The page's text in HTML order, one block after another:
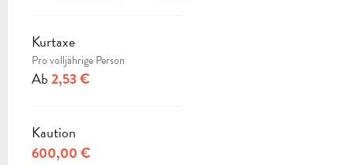
Kurtaxe
Pro volljährige Person
Ab 2,53 €
Kaution
600,00 €